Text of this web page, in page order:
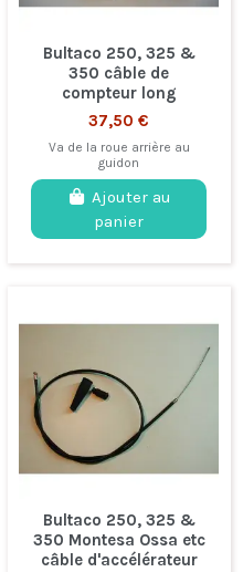
Bultaco 250, 325 &
350 câble de
compteur long
37,50 €
Va de la roue arrière au
guidon
Ajouter au
panier
Bultaco 250, 325 &
350 Montesa Ossa etc
câble d'accélérateur